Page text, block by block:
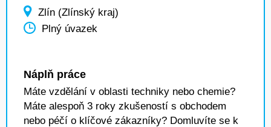
Zlín (Zlínský kraj)
Plný úvazek
Náplň práce
Máte vzdělání v oblasti techniky nebo chemie?
Máte alespoň 3 roky zkušeností s obchodem
nebo péčí o klíčové zákazníky? Domluvíte se k